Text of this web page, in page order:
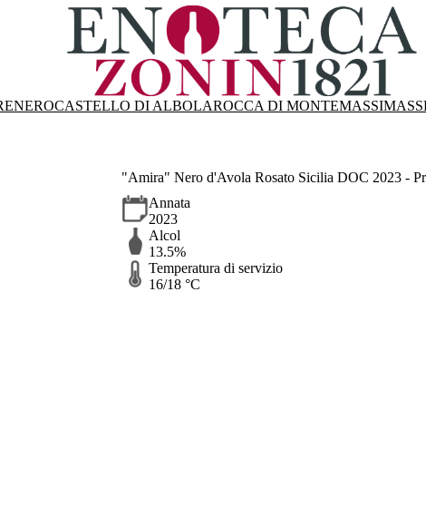
CASTELLO DI ALBOLAROCCA DI MONTEMASSI
"Amira" Nero d'Avola Rosato Sicilia DOC 2023 -
Annata
2023
Alcol
13.5%
Temperatura di servizio
16/18 °C